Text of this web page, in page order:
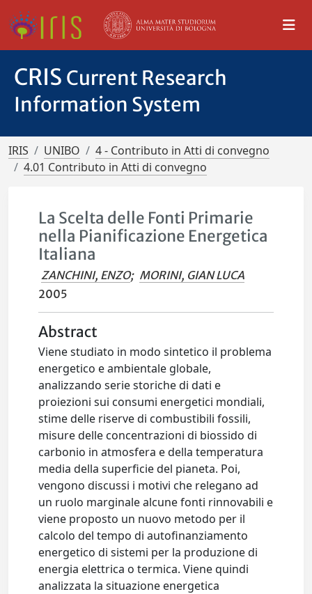
CRIS Current Research
Information System
IRIS UNIBO
4 - Contributo in Atti di convegno
4.01 Contributo in Atti di convegno
La Scelta delle Fonti Primarie
nella Pianificazione Energetica
Italiana
ZANCHINI, ENZO; MORINI, GIAN LUCA
2005
Abstract
Viene studiato in modo sintetico il problema
energetico e ambientale globale,
analizzando serie storiche di dati e
proiezioni sui consumi energetici mondiali,
stime delle riserve di combustibili fossili,
misure delle concentrazioni di biossido di
carbonio in atmosfera e della temperatura
media della superficie del pianeta. Poi,
vengono discussi i motivi che relegano ad
un ruolo marginale alcune fonti rinnovabili e
viene proposto un nuovo metodo per il
calcolo del tempo di autofinanziamento
energetico di sistemi per la produzione di
energia elettrica o termica. Viene quindi
analizzata la situazione energetica